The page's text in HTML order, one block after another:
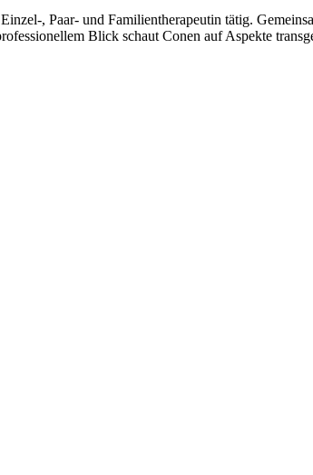
, Paar- und Familientherapeutin tätig.
Blick schaut Conen auf Aspekte